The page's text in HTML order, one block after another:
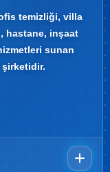
temizliği, villa
hastane, inşaat
sunan